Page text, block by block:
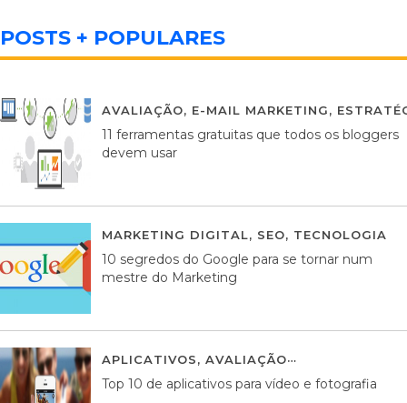
POSTS + POPULARES
AVALIAÇÃO, E-MAIL MARKETING,
11 ferramentas gratuitas que todos os bloggers
devem usar
MARKETING DIGITAL, SEO, TECNOLOGIA
10 segredos do Google para se tornar num
mestre do Marketing
APLICATIVOS, AVALIAÇÃO
Top 10 de aplicativos para vídeo e fotografia